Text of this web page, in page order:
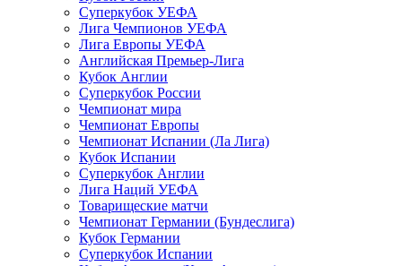
Суперкубок УЕФА
Лига Чемпионов УЕФА
Лига Европы УЕФА
Английская Премьер-Лига
Кубок Англии
Суперкубок России
Чемпионат мира
Чемпионат Европы
Чемпионат Испании (Ла Лига)
Кубок Испании
Суперкубок Англии
Лига Наций УЕФА
Товарищеские матчи
Чемпионат Германии (Бундеслига)
Кубок Германии
Суперкубок Испании